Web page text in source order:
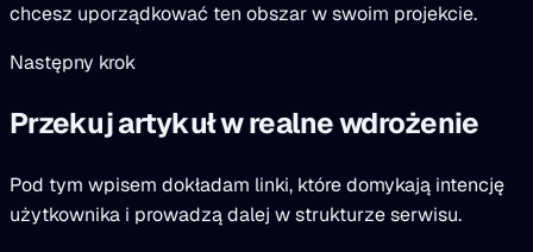
chcesz uporządkować ten obszar w swoim projekcie.
Następny krok
Przekuj artykuł w realne wdrożenie
Pod tym wpisem dokładam linki, które domykają intencję
użytkownika i prowadzą dalej w strukturze serwisu.